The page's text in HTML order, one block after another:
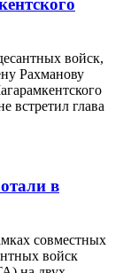
войск,
Рахманову
встретил глава
в
совместных
войск